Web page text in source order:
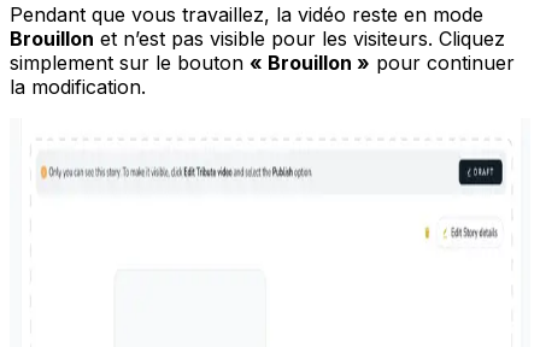
Pendant que vous travaillez, la vidéo reste en mode
Brouillon et n’est pas visible pour les visiteurs. Cliquez
simplement sur le bouton « Brouillon » pour continuer
la modification.